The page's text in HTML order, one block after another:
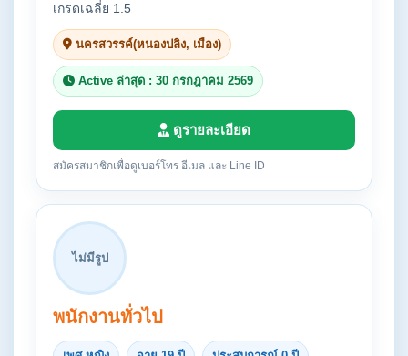
เกรดเฉลี่ย 1.5
นครสวรรค์(หนองปลิง, เมือง)
Active ล่าสุด : 30 กรกฎาคม 2569
ดูรายละเอียด
สมัครสมาชิกเพื่อดูเบอร์โทร อีเมล และ Line ID
ไม่มีรูป
พนักงานทั่วไป